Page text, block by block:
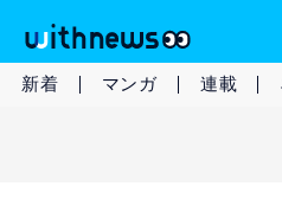
新着 マンガ 連載